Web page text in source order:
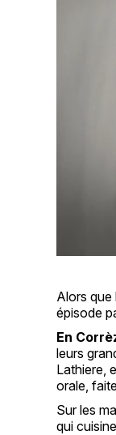
Alors que
épisode
En
leurs
Lathiere,
orale,
Sur les
qui